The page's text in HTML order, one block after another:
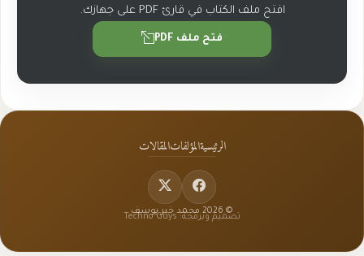
افتح ملف الكتاب في قارئ PDF على جهازك.
فتح ملف PDF
الرئيسيةالمؤلفاتالمقالات
© 2026 محمد خير يوسف
تصميم وبرمجة: Techno Guys